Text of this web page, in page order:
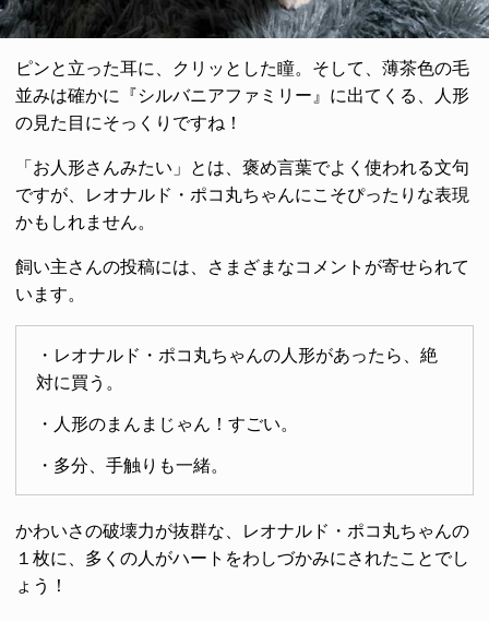
ピンと立った耳に、クリッとした瞳。そして、薄茶色の毛
並みは確かに『シルバニアファミリー』に出てくる、人形
の見た目にそっくりですね！
「お人形さんみたい」とは、褒め言葉でよく使われる文句
ですが、レオナルド・ポコ丸ちゃんにこそぴったりな表現
かもしれません。
飼い主さんの投稿には、さまざまなコメントが寄せられて
います。
・レオナルド・ポコ丸ちゃんの人形があったら、絶
対に買う。
・人形のまんまじゃん！すごい。
・多分、手触りも一緒。
かわいさの破壊力が抜群な、レオナルド・ポコ丸ちゃんの
１枚に、多くの人がハートをわしづかみにされたことでし
ょう！